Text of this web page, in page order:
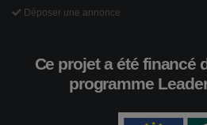
Déposer une annonce
Ce projet a été financé
programme